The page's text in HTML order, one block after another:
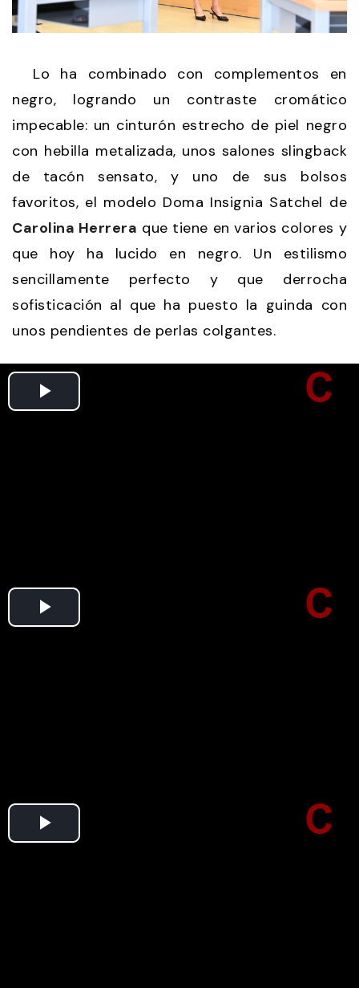
Lo ha combinado con complementos en
negro, logrando un contraste cromático
impecable: un cinturón estrecho de piel negro
con hebilla metalizada, unos salones slingback
de tacón sensato, y uno de sus bolsos
favoritos, el modelo Doma Insignia Satchel de
Carolina Herrera que tiene en varios colores y
que hoy ha lucido en negro. Un estilismo
sencillamente perfecto y que derrocha
sofisticación al que ha puesto la guinda con
unos pendientes de perlas colgantes.